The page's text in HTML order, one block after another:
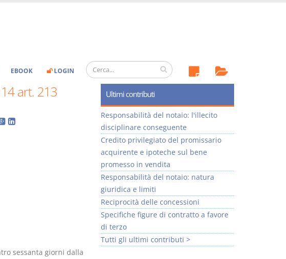
EBOOK LOGIN
art. 213
sessanta giorni dalla
Ultimi contributi
Responsabilità del notaio: l'illecito
disciplinare conseguente
Credito privilegiato del promissario
acquirente e ipoteche sul bene
promesso in vendita
Responsabilità del notaio: natura
giuridica e limiti
Reciprocità delle concessioni
Specifiche figure di contratto a favore
di terzo
Tutti gli ultimi contributi >